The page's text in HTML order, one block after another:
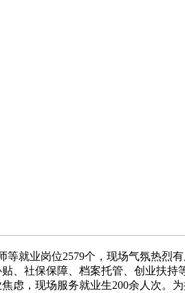
业岗位2579个，现场气氛热烈
、社保保障、档案托管、创业扶
虑，现场服务就业生200余人次。